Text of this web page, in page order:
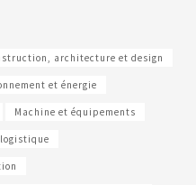
architecture et design
et énergie
Machine et équipements